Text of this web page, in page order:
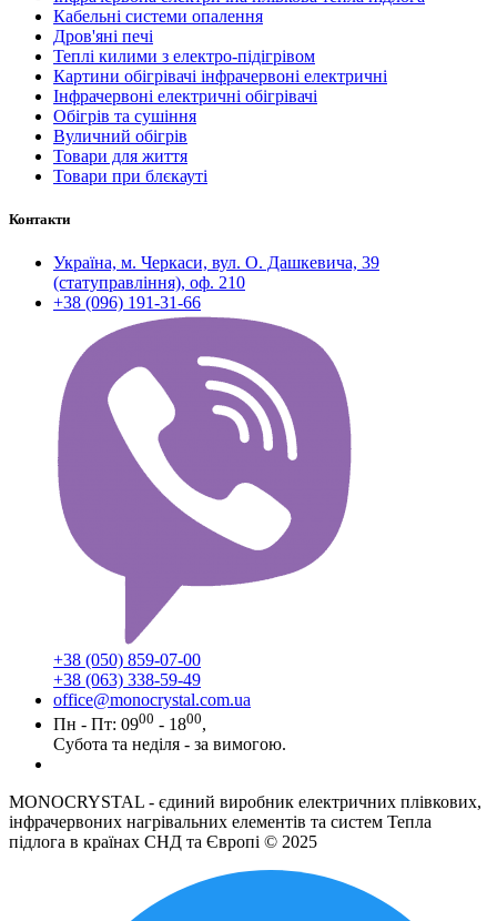
Кабельні системи опалення
Дров'яні печі
Теплі килими з електро-підігрівом
Картини обігрівачі інфрачервоні електричні
Інфрачервоні електричні обігрівачі
Обігрів та сушіння
Вуличний обігрів
Товари для життя
Товари при блєкауті
Контакти
Україна, м. Черкаси, вул. О. Дашкевича, 39
(статуправління), оф. 210
+38 (096) 191-31-66
+38 (050) 859-07-00
+38 (063) 338-59-49
office@monocrystal.com.ua
Пн - Пт: 0900 - 1800,
Субота та неділя - за вимогою.
MONOCRYSTAL - єдиний виробник електричних плівкових,
інфрачервоних нагрівальних елементів та систем Тепла
підлога в країнах СНД та Європі © 2025